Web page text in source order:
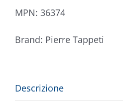
MPN: 36374
Brand: Pierre Tappeti
Descrizione